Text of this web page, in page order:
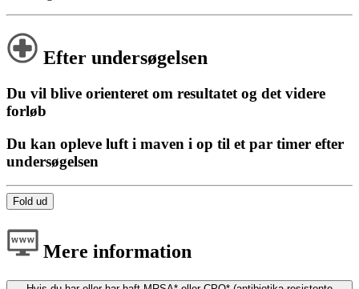
Efter undersøgelsen
Du vil blive orienteret om resultatet og det videre
forløb
Du kan opleve luft i maven i op til et par timer efter
undersøgelsen
Fold ud
Mere information